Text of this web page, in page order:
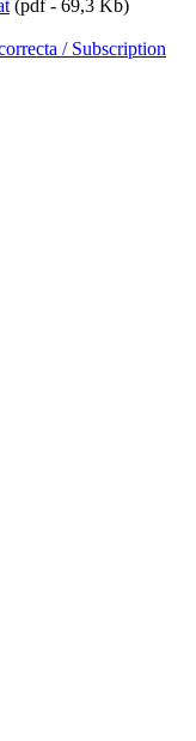
(pdf - 69,3 Kb)
/ Subscription